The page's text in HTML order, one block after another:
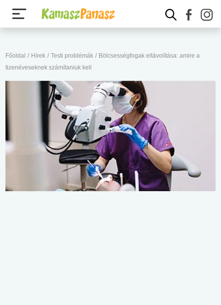
Főoldal / Hírek / Testi problémák / Bölcsességfogak eltávolítása: amire a
tizenéveseknek számítaniuk kell